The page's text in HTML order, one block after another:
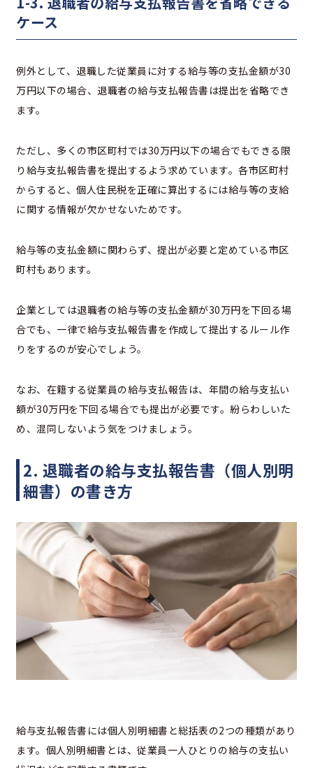
ケース
例外として、退職した従業員に対する給与等の支払金額が30
万円以下の場合、退職者の給与支払報告書は提出を省略でき
ます。
ただし、多くの市区町村では30万円以下の場合でもできる限
り給与支払報告書を提出するよう求めています。各市区町村
からすると、個人住民税を正確に算出するには給与等の支給
に関する情報が欠かせないためです。
給与等の支払金額に関わらず、提出が必要と定めている市区
町村もあります。
企業としては退職者の給与等の支払金額が30万円を下回る場
合でも、一律で給与支払報告書を作成して提出するルール作
りをするのが安心でしょう。
なお、在籍する従業員の給与支払報告は、年間の給与支払い
額が30万円を下回る場合でも提出が必要です。紛らわしいた
め、混同しないよう気をつけましょう。
2. 退職者の給与支払報告書（個人別明
細書）の書き方
給与支払報告書には個人別明細書と総括表の2つの種類があり
ます。個人別明細書とは、従業員一人ひとりの給与の支払い